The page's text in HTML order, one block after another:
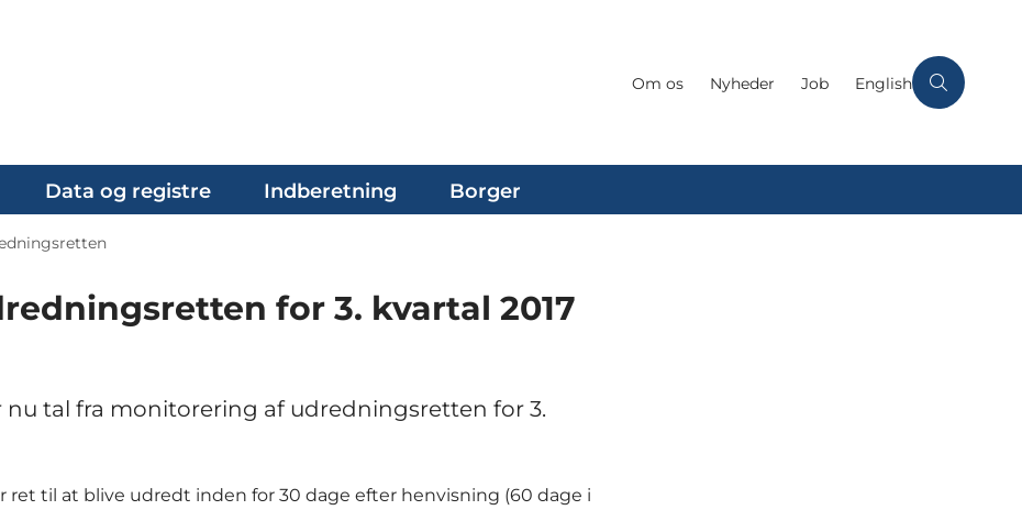
Om os Nyheder Job English
Data og registre Indberetning Borger
for 3. kvartal 2017
tal fra monitorering af udredningsretten for 3.
til at blive udredt inden for 30 dage efter henvisning (60 dage i